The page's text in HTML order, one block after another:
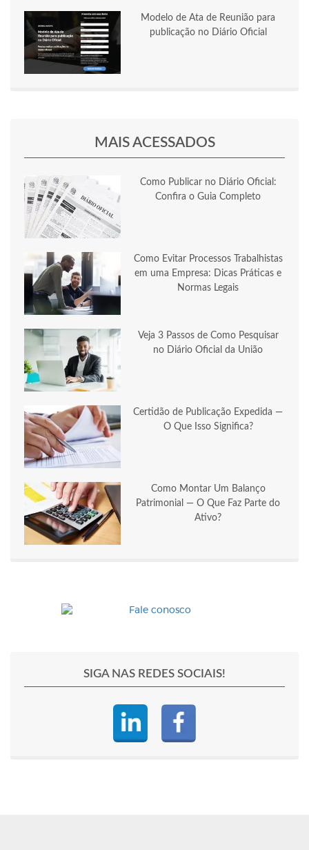
Modelo de Ata de Reunião para
publicação no Diário Oficial
MAIS ACESSADOS
Como Publicar no Diário Oficial:
Confira o Guia Completo
Como Evitar Processos Trabalhistas
em uma Empresa: Dicas Práticas e
Normas Legais
Veja 3 Passos de Como Pesquisar
no Diário Oficial da União
Certidão de Publicação Expedida —
O Que Isso Significa?
Como Montar Um Balanço
Patrimonial — O Que Faz Parte do
Ativo?
SIGA NAS REDES SOCIAIS!